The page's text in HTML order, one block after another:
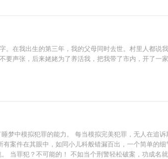
在我出生的第三年，我的父母同时去世。村里人都
要声张，后来姥姥为了养活我，把我带了市内，开了
梦中模拟犯罪的能力。 每当模拟完美犯罪，无人在追
案件在其眼中，如同小儿科般错漏百出，一个简单的
当罪犯？不可能的！ 不如当个刑警轻松破案，功成名就